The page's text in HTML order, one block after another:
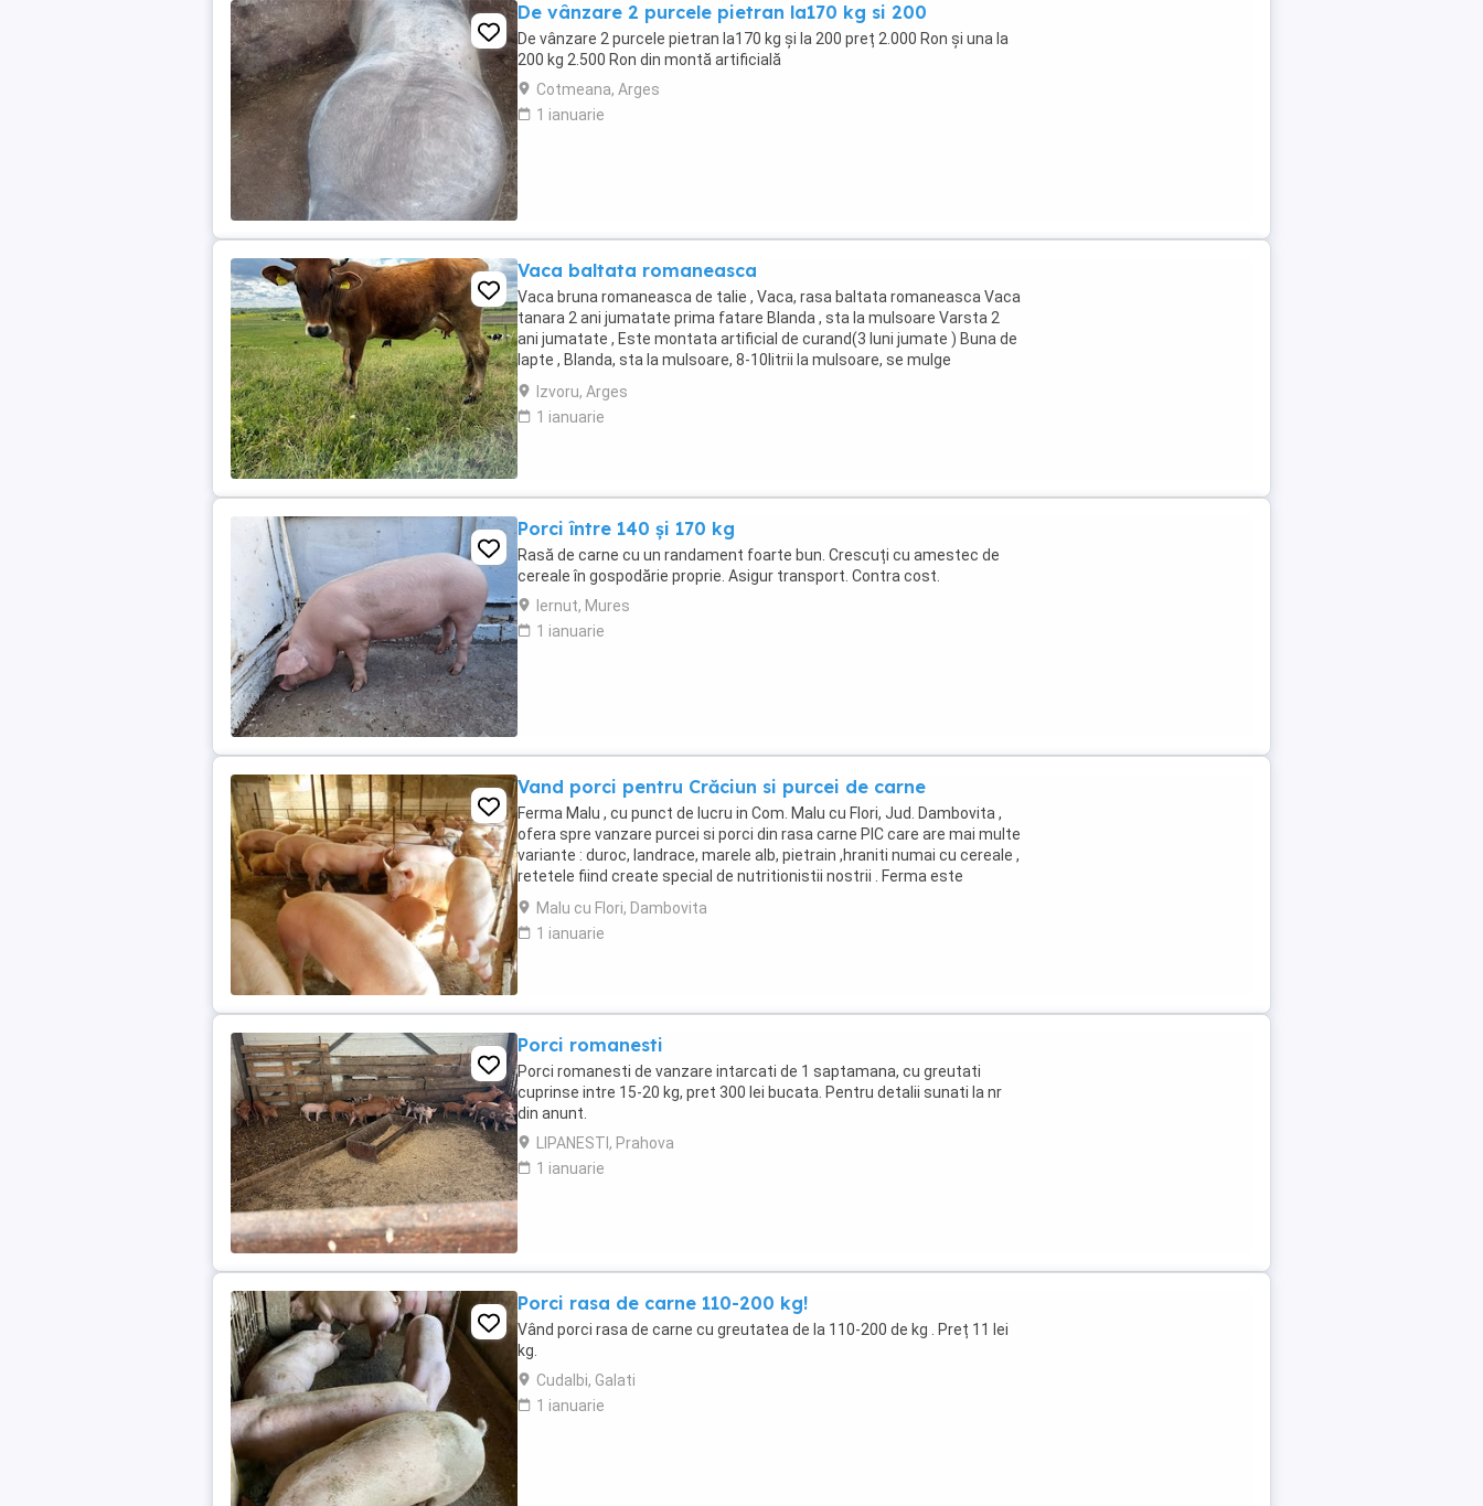
De vânzare 2 purcele pietran la170 kg si 200
De vânzare 2 purcele pietran la170 kg și la 200 preț 2.000 Ron și una la
200 kg 2.500 Ron din montă artificială
Cotmeana, Arges
1 ianuarie
Vaca baltata romaneasca
Vaca bruna romaneasca de talie , Vaca, rasa baltata romaneasca Vaca
tanara 2 ani jumatate prima fatare Blanda , sta la mulsoare Varsta 2
ani jumatate , Este montata artificial de curand(3 luni jumate ) Buna de
lapte , Blanda, sta la mulsoare, 8-10litrii la mulsoare, se mulge
dimineata si seara Pentru ...
Izvoru, Arges
1 ianuarie
Porci între 140 și 170 kg
Rasă de carne cu un randament foarte bun. Crescuți cu amestec de
cereale în gospodărie proprie. Asigur transport. Contra cost.
Iernut, Mures
1 ianuarie
Vand porci pentru Crăciun si purcei de carne
Ferma Malu , cu punct de lucru in Com. Malu cu Flori, Jud. Dambovita ,
ofera spre vanzare purcei si porci din rasa carne PIC care are mai multe
variante : duroc, landrace, marele alb, pietrain ,hraniti numai cu cereale ,
retetele fiind create special de nutritionistii nostrii . Ferma este
autorizata ...
Malu cu Flori, Dambovita
1 ianuarie
Porci romanesti
Porci romanesti de vanzare intarcati de 1 saptamana, cu greutati
cuprinse intre 15-20 kg, pret 300 lei bucata. Pentru detalii sunati la nr
din anunt.
LIPANESTI, Prahova
1 ianuarie
Porci rasa de carne 110-200 kg!
Vând porci rasa de carne cu greutatea de la 110-200 de kg . Preț 11 lei
kg.
Cudalbi, Galati
1 ianuarie